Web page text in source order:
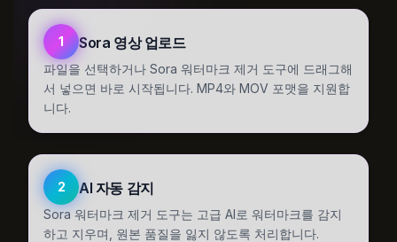
1 Sora 영상 업로드
파일을 선택하거나 Sora 워터마크 제거 도구에 드래그해
서 넣으면 바로 시작됩니다. MP4와 MOV 포맷을 지원합
니다.
2 AI 자동 감지
Sora 워터마크 제거 도구는 고급 AI로 워터마크를 감지
하고 지우며, 원본 품질을 잃지 않도록 처리합니다.